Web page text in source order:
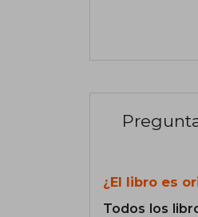
¿El libro es
Todos los